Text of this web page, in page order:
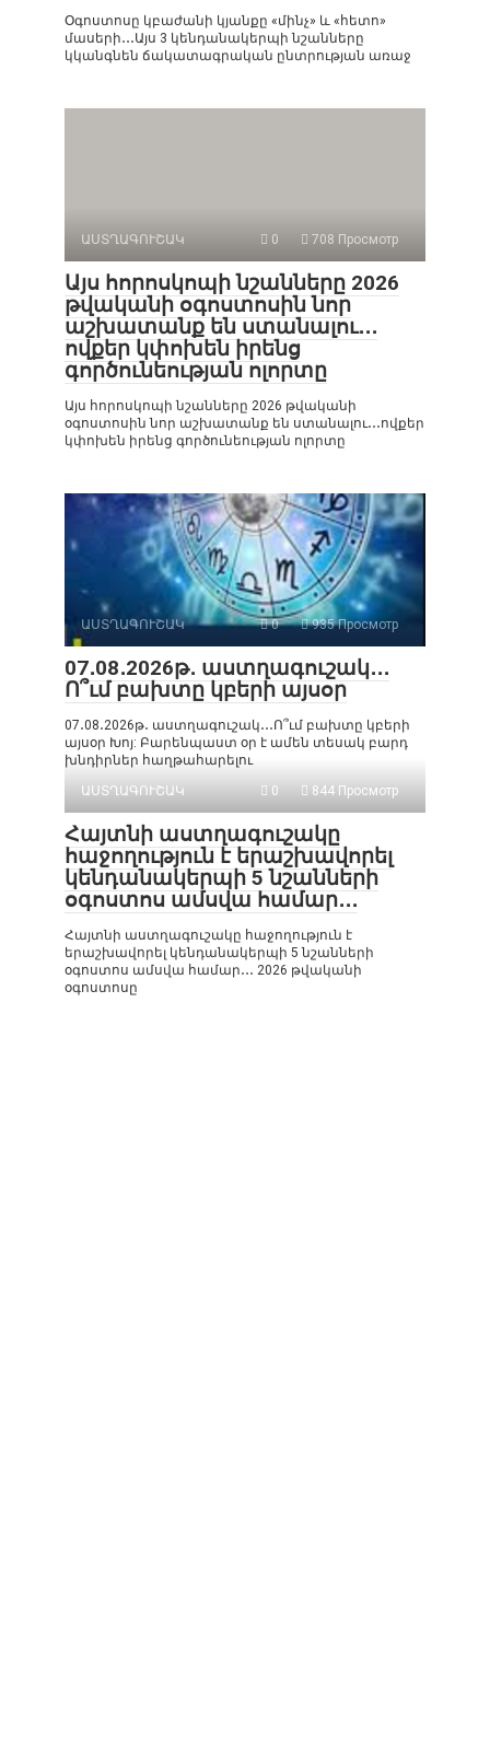
Օգոստոսը կբաժանի կյանքը «մինչ» և «հետո»
մասերի․․․Այս 3 կենդանակերպի նշանները
կկանգնեն ճակատագրական ընտրության առաջ
ԱՍՏՂԱԳՈՒՇԱԿ 0 708 Просмотр
Այս հորոսկոպի նշանները 2026
թվականի օգոստոսին նոր
աշխատանք են ստանալու․․․
ովքեր կփոխեն իրենց
գործունեության ոլորտը
Այս հորոսկոպի նշանները 2026 թվականի
օգոստոսին նոր աշխատանք են ստանալու․․․ովքեր
կփոխեն իրենց գործունեության ոլորտը
ԱՍՏՂԱԳՈՒՇԱԿ 0 935 Просмотр
07․08․2026թ․ աստղագուշակ․․․
Ո՞ւմ բախտը կբերի այսօր
07․08․2026թ․ աստղագուշակ․․․Ո՞ւմ բախտը կբերի
այսօր Խոյ: Բարենպաստ օր է ամեն տեսակ բարդ
խնդիրներ հաղթահարելու
ԱՍՏՂԱԳՈՒՇԱԿ
0 844 Просмотр
Հայտնի աստղագուշակը
հաջողություն է երաշխավորել
կենդանակերպի 5 նշանների
օգոստոս ամսվա համար․․․
Հայտնի աստղագուշակը հաջողություն է
երաշխավորել կենդանակերպի 5 նշանների
օգոստոս ամսվա համար․․․ 2026 թվականի
օգոստոսը